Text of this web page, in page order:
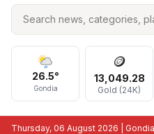
26.5°
Gondia
🪙
13,049.28
Gold (24K)
Thursday, 06 August 2026 |